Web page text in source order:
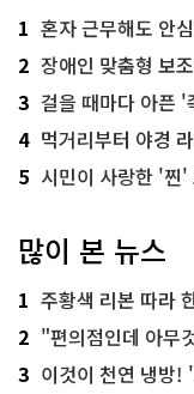
1 혼자 근무해도 안
2 장애인 맞춤형 보조
3 걸을 때마다 아픈 '족
4 먹거리부터 야경
5 시민이 사랑한 '찐'
많이 본 뉴스
1 주황색 리본 따라 한강
2 "편의점인데 아무것도
3 이것이 천연 냉방!